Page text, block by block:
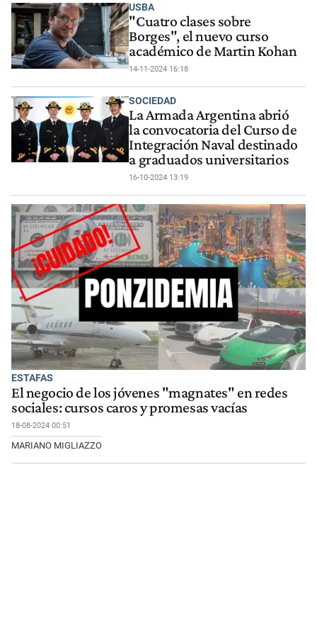
USBA
"Cuatro clases sobre
Borges", el nuevo curso
académico de Martin Kohan
14-11-2024 16:18
SOCIEDAD
La Armada Argentina abrió
la convocatoria del Curso de
Integración Naval destinado
a graduados universitarios
16-10-2024 13:19
ESTAFAS
El negocio de los jóvenes "magnates" en redes
sociales: cursos caros y promesas vacías
18-08-2024 00:51
MARIANO MIGLIAZZO